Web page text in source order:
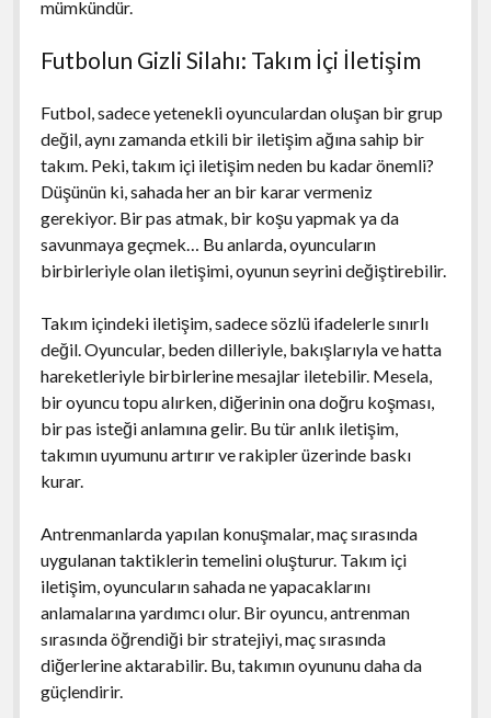
mümkündür.
Futbolun Gizli Silahı: Takım İçi İletişim
Futbol, sadece yetenekli oyunculardan oluşan bir grup
değil, aynı zamanda etkili bir iletişim ağına sahip bir
takım. Peki, takım içi iletişim neden bu kadar önemli?
Düşünün ki, sahada her an bir karar vermeniz
gerekiyor. Bir pas atmak, bir koşu yapmak ya da
savunmaya geçmek… Bu anlarda, oyuncuların
birbirleriyle olan iletişimi, oyunun seyrini değiştirebilir.
Takım içindeki iletişim, sadece sözlü ifadelerle sınırlı
değil. Oyuncular, beden dilleriyle, bakışlarıyla ve hatta
hareketleriyle birbirlerine mesajlar iletebilir. Mesela,
bir oyuncu topu alırken, diğerinin ona doğru koşması,
bir pas isteği anlamına gelir. Bu tür anlık iletişim,
takımın uyumunu artırır ve rakipler üzerinde baskı
kurar.
Antrenmanlarda yapılan konuşmalar, maç sırasında
uygulanan taktiklerin temelini oluşturur. Takım içi
iletişim, oyuncuların sahada ne yapacaklarını
anlamalarına yardımcı olur. Bir oyuncu, antrenman
sırasında öğrendiği bir stratejiyi, maç sırasında
diğerlerine aktarabilir. Bu, takımın oyununu daha da
güçlendirir.